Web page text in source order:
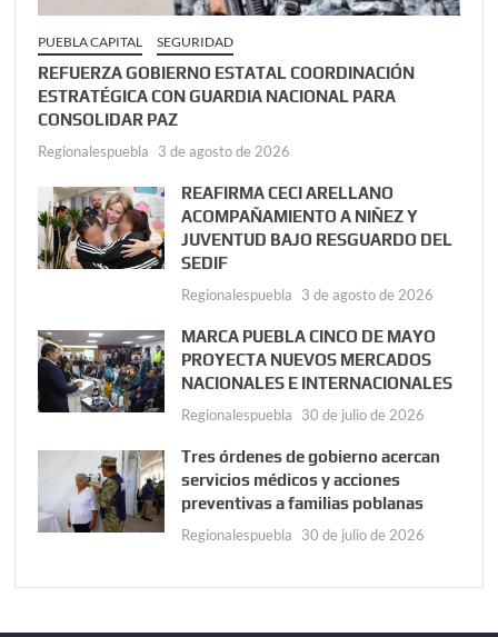
PUEBLA CAPITAL SEGURIDAD
REFUERZA GOBIERNO ESTATAL COORDINACIÓN
ESTRATÉGICA CON GUARDIA NACIONAL PARA
CONSOLIDAR PAZ
Regionalespuebla 3 de agosto de 2026
REAFIRMA CECI ARELLANO
ACOMPAÑAMIENTO A NIÑEZ Y
JUVENTUD BAJO RESGUARDO DEL
SEDIF
Regionalespuebla 3 de agosto de 2026
MARCA PUEBLA CINCO DE MAYO
PROYECTA NUEVOS MERCADOS
NACIONALES E INTERNACIONALES
Regionalespuebla 30 de julio de 2026
Tres órdenes de gobierno acercan
servicios médicos y acciones
preventivas a familias poblanas
Regionalespuebla 30 de julio de 2026